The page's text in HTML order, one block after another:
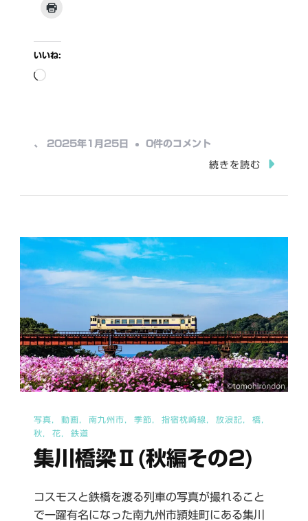
いいね:
読
中…
、 2025年1月25日 西
台
の
0件のコメント
続きを読む
写真 動画 南九州市 季節 指宿枕崎線 放浪記
橋
秋
花 鉄道
集川橋梁Ⅱ(秋編その2)
コスモスと鉄橋を渡る列車の写真が撮れること
で一躍有名になった南九州市頴娃町にある集川